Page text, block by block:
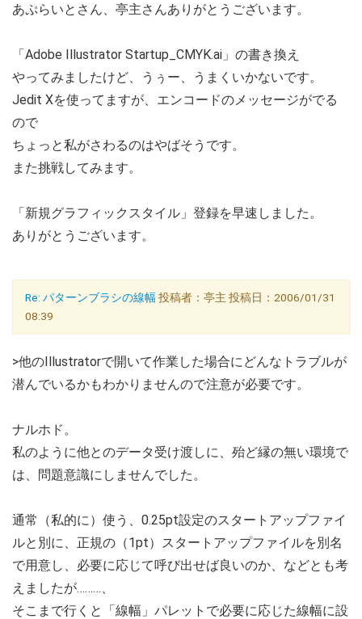
あぷらいとさん、亭主さんありがとうございます。
「Adobe Illustrator Startup_CMYK.ai」の書き換え
やってみましたけど、うぅー、うまくいかないです。
Jedit Xを使ってますが、エンコードのメッセージがでる
ので
ちょっと私がさわるのはやばそうです。
また挑戦してみます。
「新規グラフィックスタイル」登録を早速しました。
ありがとうございます。
Re: パターンブラシの線幅投稿者：亭主 投稿日：2006/01/31
08:39
>他のIllustratorで開いて作業した場合にどんなトラブルが
潜んでいるかもわかりませんので注意が必要です。
ナルホド。
私のように他とのデータ受け渡しに、殆ど縁の無い環境で
は、問題意識にしませんでした。
通常（私的に）使う、0.25pt設定のスタートアップファイ
ルと別に、正規の（1pt）スタートアップファイルを別名
で用意し、必要に応じて呼び出せば良いのか、などとも考
えましたが………、
そこまで行くと「線幅」パレットで必要に応じた線幅に設